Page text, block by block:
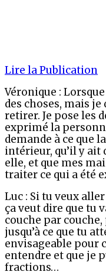
Lire la Publication
Véronique :
des choses, mais
retirer. Je pose les
exprimé la
demande à ce que
intérieur, qu’il y
elle, et que mes
traiter ce qui a été
Luc : Si tu veux
ça veut dire que tu
couche par
jusqu’à ce que tu
envisageable pour
entendre et que je
fractions…